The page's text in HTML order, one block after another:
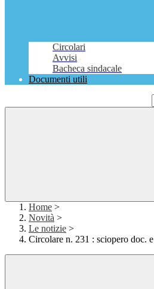
Circolari
Avvisi
Bacheca sindacale
Documenti utili
Home >
Novità >
Le notizie >
Circolare n. 231 : sciopero doc.